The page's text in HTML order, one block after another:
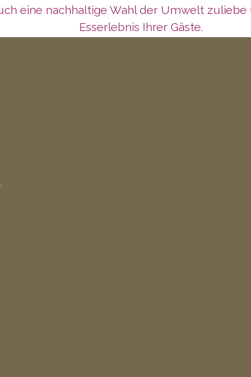
eine nachhaltige Wahl der Umwelt
Esserlebnis Ihrer Gäste.